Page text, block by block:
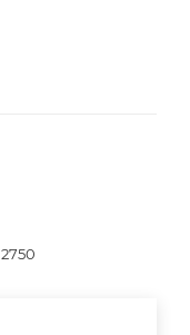
2750